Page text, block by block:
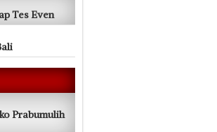
Tes Even
Prabumulih